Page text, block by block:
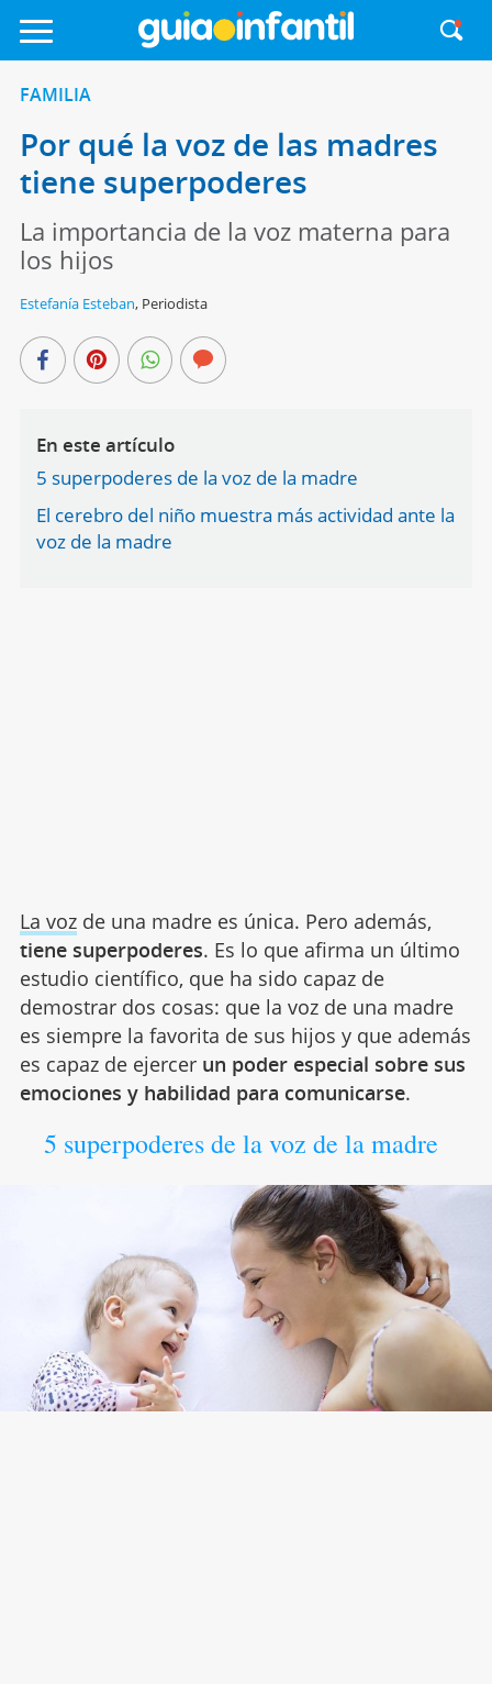
FAMILIA
Por qué la voz de las madres
tiene superpoderes
La importancia de la voz materna para
los hijos
Estefanía Esteban, Periodista
En este artículo
5 superpoderes de la voz de la madre
El cerebro del niño muestra más actividad ante la
voz de la madre
La vozde una madre es única. Pero además,
tiene superpoderes. Es lo que afirma un último
estudio científico, que ha sido capaz de
demostrar dos cosas: que la voz de una madre
es siempre la favorita de sus hijos y que además
es capaz de ejercer un poder especial sobre sus
emociones y habilidad para comunicarse.
5 superpoderes de la voz de la madre